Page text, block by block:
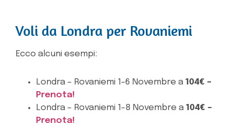
Voli da Londra per Rovaniemi
Ecco alcuni esempi:
Londra – Rovaniemi 1-6 Novembre a 104€ –
Prenota!
Londra – Rovaniemi 1-8 Novembre a 104€ –
Prenota!